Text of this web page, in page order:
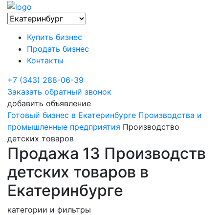
Купить бизнес
Продать бизнес
Контакты
+7 (343) 288-06-39
Заказать обратный звонок
добавить объявление
Готовый бизнес в Екатеринбурге Производства и
промышленные предприятия Производство
детских товаров
Продажа 13 Производств
детских товаров в
Екатеринбурге
категории и фильтры